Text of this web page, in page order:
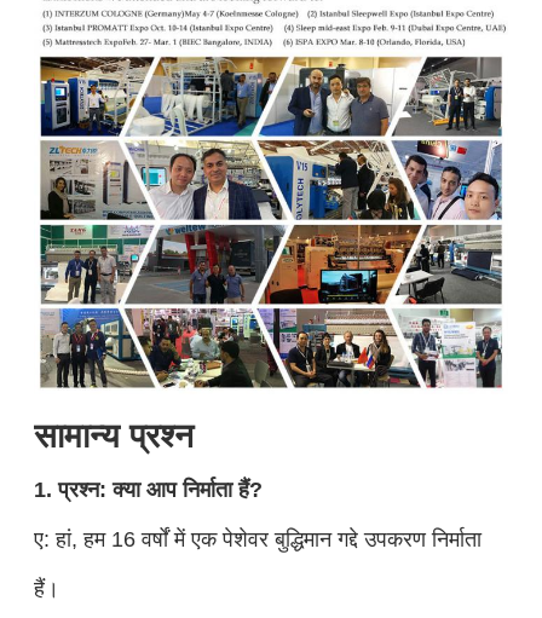
सामान्य प्रश्न
1. प्रश्न: क्या आप निर्माता हैं?
ए: हां, हम 16 वर्षों में एक पेशेवर बुद्धिमान गद्दे उपकरण निर्माता
हैं।